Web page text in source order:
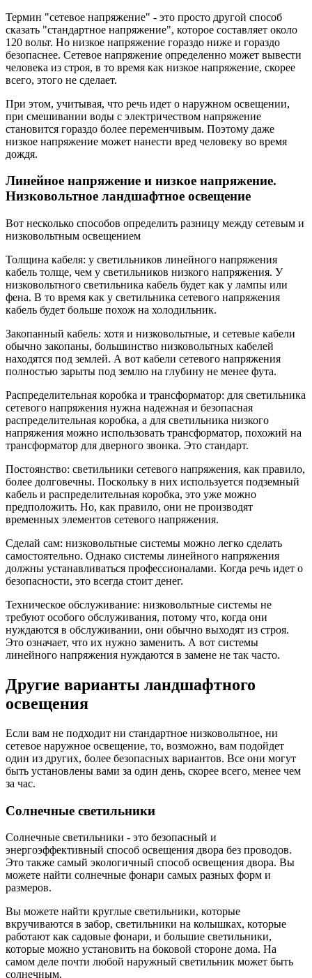
Термин "сетевое напряжение" - это просто другой способ
сказать "стандартное напряжение", которое составляет около
120 вольт. Но низкое напряжение гораздо ниже и гораздо
безопаснее. Сетевое напряжение определенно может вывести
человека из строя, в то время как низкое напряжение, скорее
всего, этого не сделает.
При этом, учитывая, что речь идет о наружном освещении,
при смешивании воды с электричеством напряжение
становится гораздо более переменчивым. Поэтому даже
низкое напряжение может нанести вред человеку во время
дождя.
Линейное напряжение и низкое напряжение.
Низковольтное ландшафтное освещение
Вот несколько способов определить разницу между сетевым и
низковольтным освещением
Толщина кабеля: у светильников линейного напряжения
кабель толще, чем у светильников низкого напряжения. У
низковольтного светильника кабель будет как у лампы или
фена. В то время как у светильника сетевого напряжения
кабель будет больше похож на холодильник.
Закопанный кабель: хотя и низковольтные, и сетевые кабели
обычно закопаны, большинство низковольтных кабелей
находятся под землей. А вот кабели сетевого напряжения
полностью зарыты под землю на глубину не менее фута.
Распределительная коробка и трансформатор: для светильника
сетевого напряжения нужна надежная и безопасная
распределительная коробка, а для светильника низкого
напряжения можно использовать трансформатор, похожий на
трансформатор для дверного звонка. Это стандарт.
Постоянство: светильники сетевого напряжения, как правило,
более долговечны. Поскольку в них используется подземный
кабель и распределительная коробка, это уже можно
предположить. Но, как правило, они не производят
временных элементов сетевого напряжения.
Сделай сам: низковольтные системы можно легко сделать
самостоятельно. Однако системы линейного напряжения
должны устанавливаться профессионалами. Когда речь идет о
безопасности, это всегда стоит денег.
Техническое обслуживание: низковольтные системы не
требуют особого обслуживания, потому что, когда они
нуждаются в обслуживании, они обычно выходят из строя.
Это означает, что их нужно заменить. А вот системы
линейного напряжения нуждаются в замене не так часто.
Другие варианты ландшафтного
освещения
Если вам не подходит ни стандартное низковольтное, ни
сетевое наружное освещение, то, возможно, вам подойдет
один из других, более безопасных вариантов. Все они могут
быть установлены вами за один день, скорее всего, менее чем
за час.
Солнечные светильники
Солнечные светильники - это безопасный и
энергоэффективный способ освещения двора без проводов.
Это также самый экологичный способ освещения двора. Вы
можете найти солнечные фонари самых разных форм и
размеров.
Вы можете найти круглые светильники, которые
вкручиваются в забор, светильники на колышках, которые
работают как садовые фонари, и большие светильники,
которые можно установить на боковой стороне дома. На
самом деле почти любой наружный светильник может быть
солнечным.